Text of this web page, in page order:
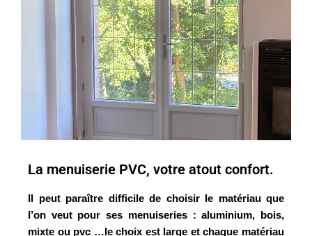
La menuiserie PVC, votre atout confort.
Il peut paraître difficile de choisir le matériau que
l’on veut pour ses menuiseries : aluminium, bois,
mixte ou pvc …le choix est large et chaque matériau